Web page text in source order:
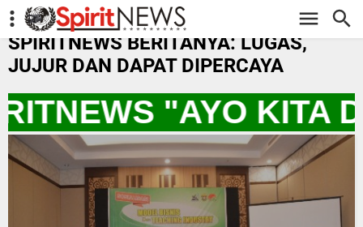
-->
SPIRITNEWS BERITANYA: LUGAS,
JUJUR DAN DAPAT DIPERCAYA
"AYO KITA